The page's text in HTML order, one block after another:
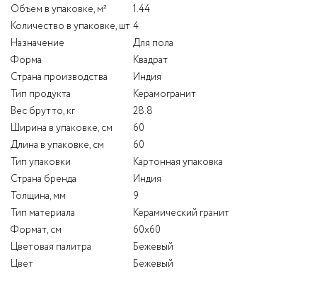
Объем в упаковке, м²
1.44
Количество в упаковке, шт 4
Назначение
Для пола
Форма
Квадрат
Страна производства
Индия
Тип продукта
Керамогранит
Вес брутто, кг
28.8
Ширина в упаковке, см
60
Длина в упаковке, см
60
Тип упаковки
Картонная упаковка
Страна бренда
Индия
Толщина, мм
9
Тип материала
Керамический гранит
Формат, см
60x60
Цветовая палитра
Бежевый
Цвет
Бежевый